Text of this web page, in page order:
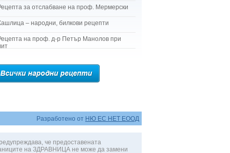
за отслабване на проф. Мермерски
– народни, билкови рецепти
на проф. д-р Петър Манолов при
Разработено от НЮ ЕС НЕТ ЕООД
че предоставената
на ЗДРАВНИЦА не може да замени